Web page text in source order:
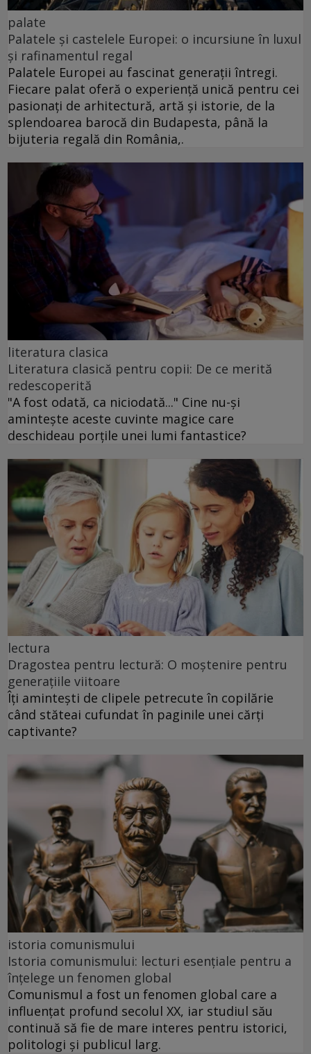
palate
Palatele și castelele Europei: o incursiune în luxul
și rafinamentul regal
Palatele Europei au fascinat generații întregi.
Fiecare palat oferă o experiență unică pentru cei
pasionați de arhitectură, artă și istorie, de la
splendoarea barocă din Budapesta, până la
bijuteria regală din România,.
literatura clasica
Literatura clasică pentru copii: De ce merită
redescoperită
"A fost odată, ca niciodată..." Cine nu-și
amintește aceste cuvinte magice care
deschideau porțile unei lumi fantastice?
lectura
Dragostea pentru lectură: O moștenire pentru
generațiile viitoare
Îți amintești de clipele petrecute în copilărie
când stăteai cufundat în paginile unei cărți
captivante?
istoria comunismului
Istoria comunismului: lecturi esențiale pentru a
înțelege un fenomen global
Comunismul a fost un fenomen global care a
influențat profund secolul XX, iar studiul său
continuă să fie de mare interes pentru istorici,
politologi și publicul larg.